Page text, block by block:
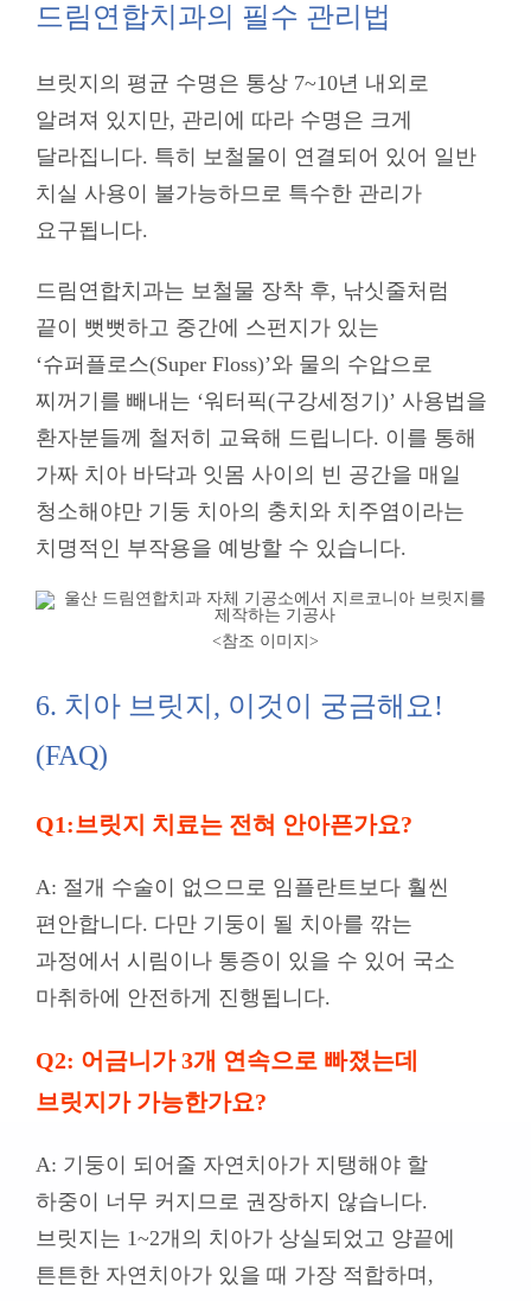
드림연합치과의 필수 관리법
브릿지의 평균 수명은 통상 7~10년 내외로
알려져 있지만, 관리에 따라 수명은 크게
달라집니다. 특히 보철물이 연결되어 있어 일반
치실 사용이 불가능하므로 특수한 관리가
요구됩니다.
드림연합치과는 보철물 장착 후, 낚싯줄처럼
끝이 뻣뻣하고 중간에 스펀지가 있는
‘슈퍼플로스(Super Floss)’와 물의 수압으로
찌꺼기를 빼내는 ‘워터픽(구강세정기)’ 사용법을
환자분들께 철저히 교육해 드립니다. 이를 통해
가짜 치아 바닥과 잇몸 사이의 빈 공간을 매일
청소해야만 기둥 치아의 충치와 치주염이라는
치명적인 부작용을 예방할 수 있습니다.
<참조 이미지 >
6. 치아 브릿지, 이것이 궁금해요!
(FAQ)
Q1:브릿지 치료는 전혀 안아픈가요?
A: 절개 수술이 없으므로 임플란트보다 훨씬
편안합니다. 다만 기둥이 될 치아를 깎는
과정에서 시림이나 통증이 있을 수 있어 국소
마취하에 안전하게 진행됩니다.
Q2: 어금니가 3개 연속으로 빠졌는데
브릿지가 가능한가요?
A: 기둥이 되어줄 자연치아가 지탱해야 할
하중이 너무 커지므로 권장하지 않습니다.
브릿지는 1~2개의 치아가 상실되었고 양끝에
튼튼한 자연치아가 있을 때 가장 적합하며,